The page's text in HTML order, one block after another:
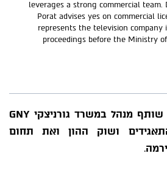
leverages a strong commercial team.
Porat advises yes on commercial
represents the television company
proceedings before the Ministry
שותף מנהל במשרד גורניצקי GNY
ושוק ההון ואת תחום
.